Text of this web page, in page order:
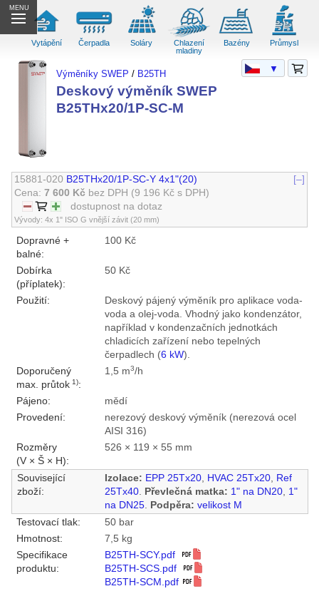
MENU
Vytápění Čerpadla Soláry
Chlazení
mladiny
Bazény Průmysl
Výměníky SWEP / B25TH
Deskový výměník SWEP
B25THx20/1P-SC-M
15881-020 B25THx20/1P-SC-Y 4x1"(20)
[–]
Cena:7 600 Kč bez DPH (9 196 Kč s DPH)
dostupnost na dotaz
Vývody: 4x 1" ISO G vnější závit (20 mm)
Dopravné +
balné:
100 Kč
Dobírka
(příplatek):
50 Kč
Použití:
Deskový pájený výměník pro aplikace voda-
voda a olej-voda. Vhodný jako kondenzátor,
například v kondenzačních jednotkách
chladicích zařízení nebo tepelných
čerpadlech (6 kW).
Doporučený
max. průtok1):
1,5 m3/h
Pájeno:
mědí
Provedení:
nerezový deskový výměník (nerezová ocel
AISI 316)
Rozměry
(V × Š × H):
526 × 119 × 55 mm
Související
zboží:
Izolace: EPP 25Tx20, HVAC 25Tx20, Ref
25Tx40. Převlečná matka: 1" na DN20, 1"
na DN25. Podpěra: velikost M
Testovací tlak:
50 bar
Hmotnost:
7,5 kg
Specifikace
produktu:
B25TH-SCY.pdf
B25TH-SCS.pdf
B25TH-SCM.pdf
▼